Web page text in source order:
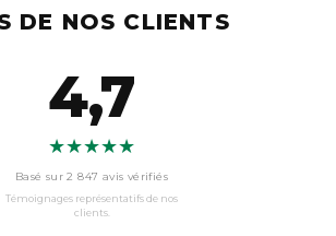
DE NOS CLIENTS
4,7
★★★★★
Basé sur 2 847 avis vérifiés
Témoignages représentatifs de nos
clients.